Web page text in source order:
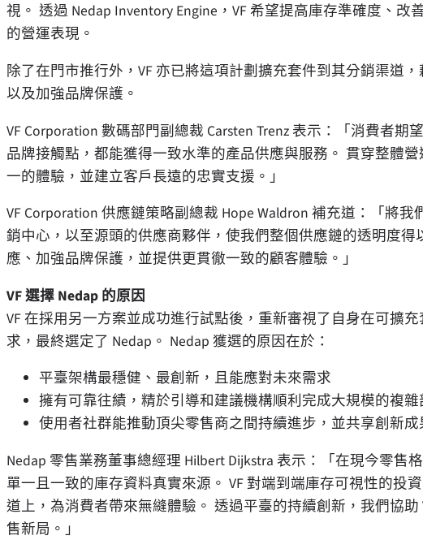
視。 透過 Nedap Inventory Engine，VF 希望提高庫存準確度、
的營運表現。
除了在門市推行外，VF 亦已將這項計劃擴充套件到其分銷渠道
以及加強品牌保護。
VF Corporation 數碼部門副總裁 Carsten Trenz 表示：「消費者
品牌接觸點，都能獲得一致水準的產品供應與服務。 貫穿整體
一的體驗，並建立客戶長遠的忠實支援。」
VF Corporation 供應鏈策略副總裁 Hope Waldron 補充道：「將
銷中心，以至源頭的供應商夥伴，使我們整個供應鏈的透明度
應、加強品牌保護，並提供更貫徹一致的顧客體驗。」
VF 選擇 Nedap 的原因
VF 在採用另一方案並成功進行試點後，重新審視了自身在可擴
求，最終選定了 Nedap。 Nedap 獲選的原因在於：
平臺架構最穩健、最創新，且能應對未來需求
擁有可靠往績，精於引導和建議機構順利完成大規模的複雜
使用者社群能推動頂尖零售商之間持續進步，並共享創新成
Nedap 零售業務董事總經理 Hilbert Dijkstra 表示：「在現今零
單一且一致的庫存資料真實來源。 VF 對端到端庫存可視性的投
道上，為消費者帶來無縫體驗。 透過平臺的持續創新，我們協
售新局。」